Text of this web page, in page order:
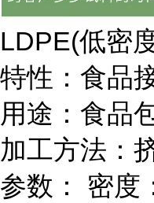
LDPE(低密
特性：食品
用途：食品
加工方法：
参数：
密度